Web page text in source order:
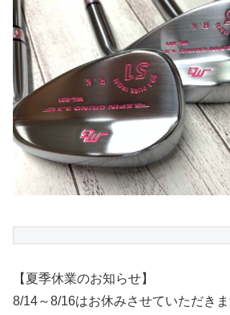
【夏季休業のお知らせ】
8/14～8/16はお休みさせていただきま